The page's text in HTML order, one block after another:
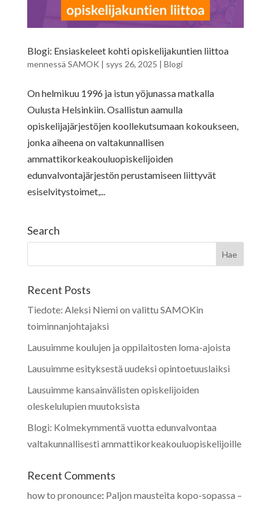
Blogi: Ensiaskeleet kohti opiskelijakuntien liittoa
mennessä SAMOK | syys 26, 2025 | Blogi
On helmikuu 1996 ja istun yöjunassa matkalla
Oulusta Helsinkiin. Osallistun aamulla
opiskelijajärjestöjen koollekutsumaan kokoukseen,
jonka aiheena on valtakunnallisen
ammattikorkeakouluopiskelijoiden
edunvalvontajärjestön perustamiseen liittyvät
esiselvitystoimet,...
Search
Recent Posts
Tiedote: Aleksi Niemi on valittu SAMOKin
toiminnanjohtajaksi
Lausuimme koulujen ja oppilaitosten loma-ajoista
Lausuimme esityksestä uudeksi opintoetuuslaiksi
Lausuimme kansainvälisten opiskelijoiden
oleskelulupien muutoksista
Blogi: Kolmekymmentä vuotta edunvalvontaa
valtakunnallisesti ammattikorkeakouluopiskelijoille
Recent Comments
how to pronounce: Paljon mausteita kopo-sopassa –